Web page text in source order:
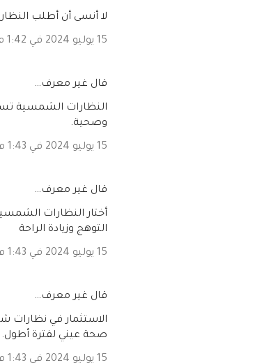
لا أنسى أن أطلب
15 يوليو 2024 في 1:42 م
‏قال غير معرف…
النظارات الشمسية
وصحية.
15 يوليو 2024 في 1:43 م
‏قال غير معرف…
أختار النظارات
التوهج وزيادة الراحة
15 يوليو 2024 في 1:43 م
‏قال غير معرف…
الاستثمار في نظارات
صحة عيني لفترة أطول.
15 يوليو 2024 في 1:43 م